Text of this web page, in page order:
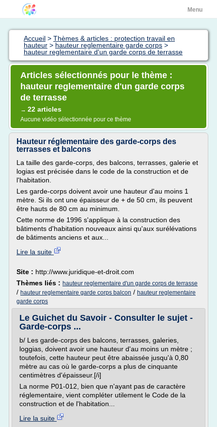
Menu
Accueil > Thèmes & articles : protection travail en
hauteur > hauteur reglementaire garde corps >
hauteur reglementaire d'un garde corps de terrasse
Articles sélectionnés pour le thème :
hauteur reglementaire d'un garde corps
de terrasse
→ 22 articles
Aucune vidéo sélectionnée pour ce thème
Hauteur réglementaire des garde-corps des
terrasses et balcons
La taille des garde-corps, des balcons, terrasses, galerie et
logias est précisée dans le code de la construction et de
l'habitation.
Les garde-corps doivent avoir une hauteur d'au moins 1
mètre. Si ils ont une épaisseur de + de 50 cm, ils peuvent
être hauts de 80 cm au minimum.
Cette norme de 1996 s'applique à la construction des
bâtiments d'habitation nouveaux ainsi qu'aux surélévations
de bâtiments anciens et aux...
Lire la suite
Site : http://www.juridique-et-droit.com
Thèmes liés : hauteur reglementaire d'un garde corps de terrasse
/ hauteur reglementaire garde corps balcon / hauteur reglementaire
garde corps
Le Guichet du Savoir - Consulter le sujet -
Garde-corps ...
b/ Les garde-corps des balcons, terrasses, galeries,
loggias, doivent avoir une hauteur d'au moins un mètre ;
toutefois, cette hauteur peut être abaissée jusqu'à 0,80
mètre au cas où le garde-corps a plus de cinquante
centimètres d'épaisseur.[/i]
La norme P01-012, bien que n'ayant pas de caractère
réglementaire, vient compléter utilement le Code de la
construction et de l'habitation...
Lire la suite